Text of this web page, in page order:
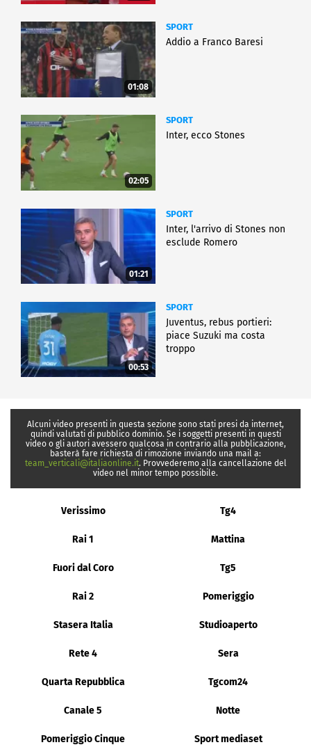
01:08
SPORT
Addio a Franco Baresi
02:05
SPORT
Inter, ecco Stones
01:21
SPORT
Inter, l'arrivo di Stones non
esclude Romero
00:53
SPORT
Juventus, rebus portieri:
piace Suzuki ma costa
troppo
Alcuni video presenti in questa sezione sono stati presi da internet,
quindi valutati di pubblico dominio. Se i soggetti presenti in questi
video o gli autori avessero qualcosa in contrario alla pubblicazione,
basterà fare richiesta di rimozione inviando una mail a:
team_verticali@italiaonline.it. Provvederemo alla cancellazione del
video nel minor tempo possibile.
Verissimo Tg4
Rai 1 Mattina
Fuori dal Coro Tg5
Rai 2 Pomeriggio
Stasera Italia Studioaperto
Rete 4 Sera
Quarta Repubblica Tgcom24
Canale 5 Notte
Pomeriggio Cinque Sport mediaset